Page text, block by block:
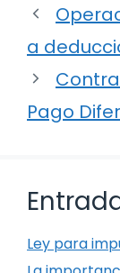
a
Pago
Ley para